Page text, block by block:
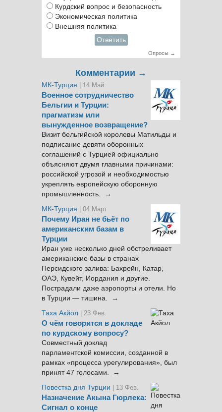
Курдский вопрос и безопасность
Экономическая политика
Внешняя политика
Ответить
Опросы →
Комментарии →
МК-Турция | 14 Май
Военное сотрудничество
Бельгии и Турции:
прагматизм или
вынужденное возвращение?
Визит бельгийской королевы Матильды и
подписание девяти оборонных
соглашений с Турцией официально
объясняют двумя главными причинами:
российской угрозой и необходимостью
укреплять европейскую оборонную
промышленность. →
МК-Турция
| 04 Март
Почему Иран не бьёт по
американским базам в
Турции
Иран уже несколько дней обстреливает
американские базы в странах
Персидского залива: Бахрейн, Катар,
ОАЭ, Кувейт, Иордания и другие.
Пострадали даже аэропорты и отели. Но
в Турции — тишина. →
Таха Акйол | 23 Фев.
О чём говорится в докладе
по курдскому вопросу?
Совместный доклад
парламентской комиссии, созданной в
рамках «процесса урегулирования», был
принят 47 голосами. →
Повестка дня Турции
| 13 Фев.
Назначение Акына Гюрлека:
Сигнал о конце